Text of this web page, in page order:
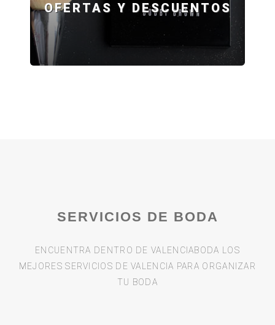
OFERTAS Y DESCUENTOS
SERVICIOS DE BODA
ENCUENTRA DENTRO DE VALENCIABODA LOS
MEJORES SERVICIOS DE VALENCIA PARA ORGANIZAR
TU BODA